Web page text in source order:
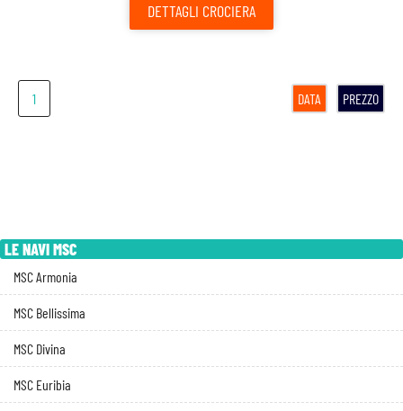
DETTAGLI CROCIERA
1 DATA PREZZO
LE NAVI MSC
MSC Armonia
MSC Bellissima
MSC Divina
MSC Euribia